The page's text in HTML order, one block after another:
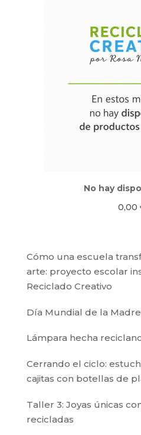
No hay
0,00
Cómo una escuela
arte: proyecto escolar
Reciclado Creativo
Día Mundial de la
Lámpara hecha
Cerrando el ciclo:
cajitas con botellas de
Taller 3: Joyas únicas
recicladas